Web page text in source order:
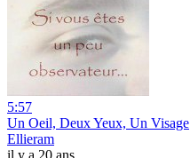
5:57
Un Oeil, Deux Yeux, Un Visage
Ellieram